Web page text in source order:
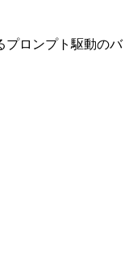
プロンプト駆動のバ